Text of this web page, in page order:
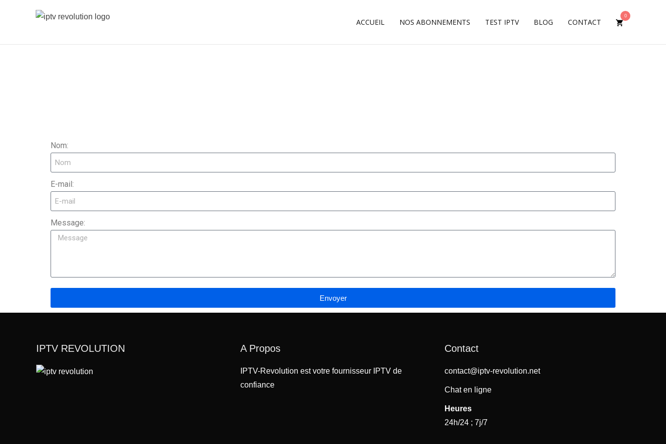
IPTV REVOLUTION
Meilleur fournisseur IPTV D'abonnement iptv ACCUEIL NOS ABONNEMENTS TEST IPTV BLOG CONTACT
0
Nom:
E-mail:
Message:
Envoyer
IPTV REVOLUTION A Propos
IPTV-Revolution est votre fournisseur IPTV de
confiance
Contact
contact@iptv-revolution.net
Chat en ligne
Heures
24h/24 ; 7j/7